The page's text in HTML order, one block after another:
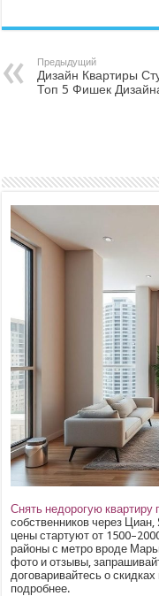
Предыдущий
Дизайн Квартиры
Топ 5 Фишек
Снять недорогую квартиру
собственников через
цены стартуют от
районы с метро вроде
фото и отзывы,
договаривайтесь о
подробнее.